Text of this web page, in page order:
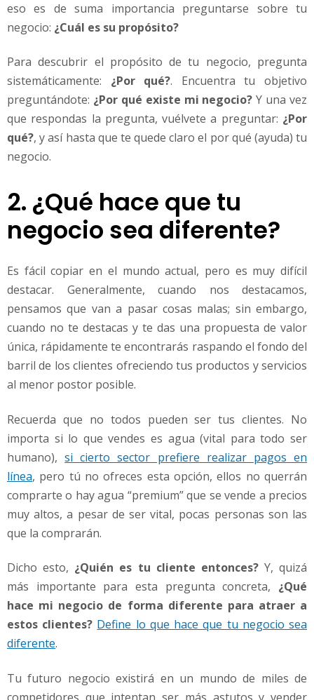
eso es de suma importancia preguntarse sobre tu
negocio: ¿Cuál es su propósito?
Para descubrir el propósito de tu negocio, pregunta
sistemáticamente: ¿Por qué?. Encuentra tu objetivo
preguntándote: ¿Por qué existe mi negocio? Y una vez
que respondas la pregunta, vuélvete a preguntar: ¿Por
qué?, y así hasta que te quede claro el por qué (ayuda) tu
negocio.
2. ¿Qué hace que tu
negocio sea diferente?
Es fácil copiar en el mundo actual, pero es muy difícil
destacar. Generalmente, cuando nos destacamos,
pensamos que van a pasar cosas malas; sin embargo,
cuando no te destacas y te das una propuesta de valor
única, rápidamente te encontrarás raspando el fondo del
barril de los clientes ofreciendo tus productos y servicios
al menor postor posible.
Recuerda que no todos pueden ser tus clientes. No
importa si lo que vendes es agua (vital para todo ser
humano),si cierto sector prefiere realizar pagos en
línea, pero tú no ofreces esta opción, ellos no querrán
comprarte o hay agua “premium” que se vende a precios
muy altos, a pesar de ser vital, pocas personas son las
que la comprarán.
Dicho esto, ¿Quién es tu cliente entonces?Y, quizá
más importante para esta pregunta concreta, ¿Qué
hace mi negocio de forma diferente para atraer a
estos clientes? Define lo que hace que tu negocio sea
diferente.
Tu futuro negocio existirá en un mundo de miles de
competidores que intentan ser más astutos y vender